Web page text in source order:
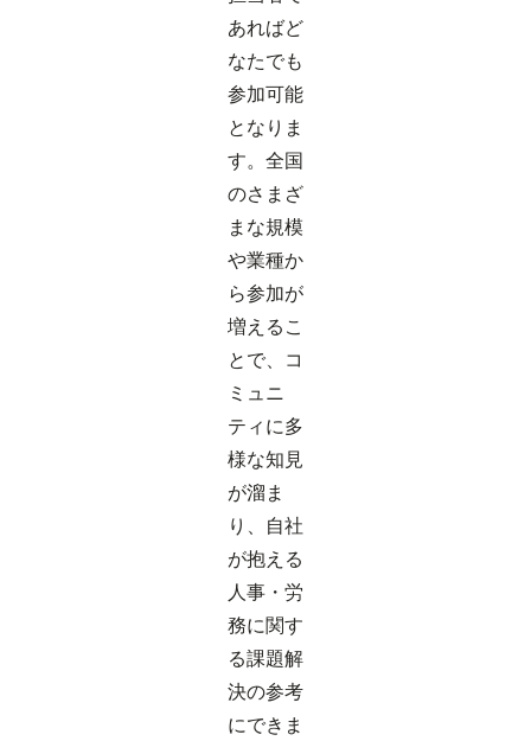
あればど
なたでも
参加可能
となりま
す。全国
のさまざ
まな規模
や業種か
ら参加が
増えるこ
とで、コ
ミュニ
ティに多
様な知見
が溜ま
り、自社
が抱える
人事・労
務に関す
る課題解
決の参考
にできま